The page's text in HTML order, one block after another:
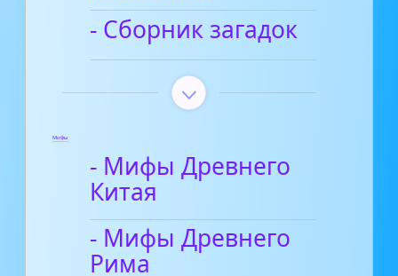
- Сборник загадок
Мифы
- Мифы Древнего
Китая
- Мифы Древнего
Рима